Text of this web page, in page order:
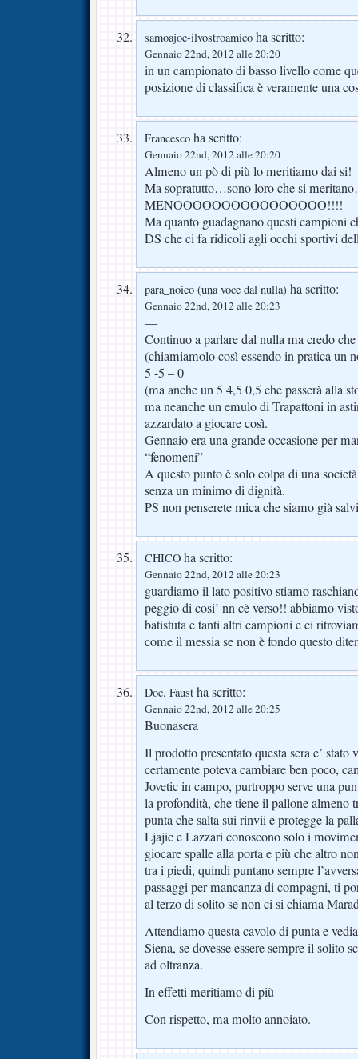
samoajoe-ilvostroamico ha scritto:
Gennaio 22nd, 2012 alle 20:20
in un campionato di basso livello come
posizione di classifica è veramente una
Francesco ha scritto:
Gennaio 22nd, 2012 alle 20:20
Almeno un pò di più lo meritiamo dai si!
Ma sopratutto…sono loro che si
MENOOOOOOOOOOOOOOOO!!!!
Ma quanto guadagnano questi campioni
DS che ci fa ridicoli agli occhi sportivi
para_noico (una voce dal nulla) ha scritto:
Gennaio 22nd, 2012 alle 20:23
—
Continuo a parlare dal nulla ma credo
(chiamiamolo così essendo in pratica un
5 -5 – 0
(ma anche un 5 4,5 0,5 che passerà alla
ma neanche un emulo di Trapattoni in
azzardato a giocare così.
Gennaio era una grande occasione per
“fenomeni”
A questo punto è solo colpa di una
senza un minimo di dignità.
PS non penserete mica che siamo già
CHICO ha scritto:
Gennaio 22nd, 2012 alle 20:23
guardiamo il lato positivo stiamo
peggio di cosi’ nn cè verso!! abbiamo
batistuta e tanti altri campioni e ci
come il messia se non è fondo questo
Doc. Faust ha scritto:
Gennaio 22nd, 2012 alle 20:25
Buonasera
Il prodotto presentato questa sera e’ stato
certamente poteva cambiare ben poco,
Jovetic in campo, purtroppo serve una
la profondità, che tiene il pallone almeno
punta che salta sui rinvii e protegge la
Ljajic e Lazzari conoscono solo i
giocare spalle alla porta e più che altro
tra i piedi, quindi puntano sempre
passaggi per mancanza di compagni, ti
al terzo di solito se non ci si chiama
Attendiamo questa cavolo di punta e
Siena, se dovesse essere sempre il solito
ad oltranza.
In effetti meritiamo di più
Con rispetto, ma molto annoiato.